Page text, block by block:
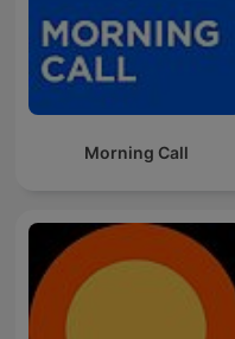
Morning Call